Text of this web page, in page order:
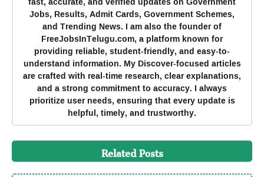
Jobs, Results, Admit Cards, Government Schemes,
and Trending News. I am also the founder of
FreeJobsInTelugu.com, a platform known for
providing reliable, student-friendly, and easy-to-
understand information. My Discover-focused articles
are crafted with real-time research, clear explanations,
and a strong commitment to accuracy. I always
prioritize user needs, ensuring that every update is
helpful, timely, and trustworthy.
Related Posts